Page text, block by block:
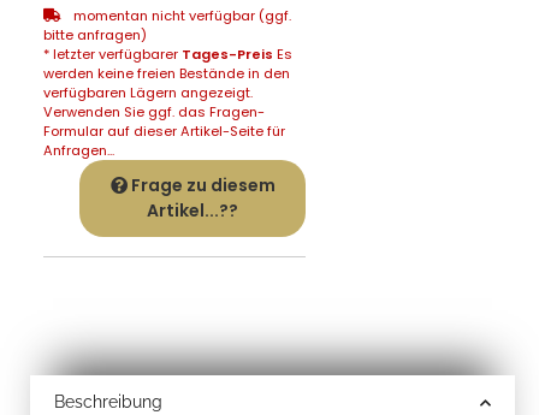
momentan nicht verfügbar (ggf.
bitte anfragen)
* letzter verfügbarer Tages-Preis Es
werden keine freien Bestände in den
verfügbaren Lägern angezeigt.
Verwenden Sie ggf. das Fragen-
Formular auf dieser Artikel-Seite für
Anfragen...
Frage zu diesem
Artikel...??
Beschreibung